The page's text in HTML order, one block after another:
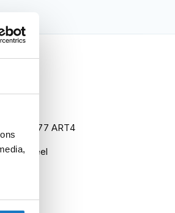
Plus 8077 ART4
Geel